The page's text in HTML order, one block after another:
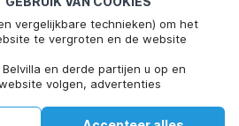
vergelijkbare technieken) om het
te vergroten en de website
en derde partijen u op en
volgen, advertenties
voor vakantie
vakantie in Brela
Bel om te boeken